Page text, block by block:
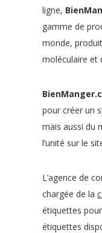
ligne,
gamme de
monde,
moléculaire et
pour créer un
mais aussi du
l’unité sur le
L’agence de
chargée de la
étiquettes
étiquettes